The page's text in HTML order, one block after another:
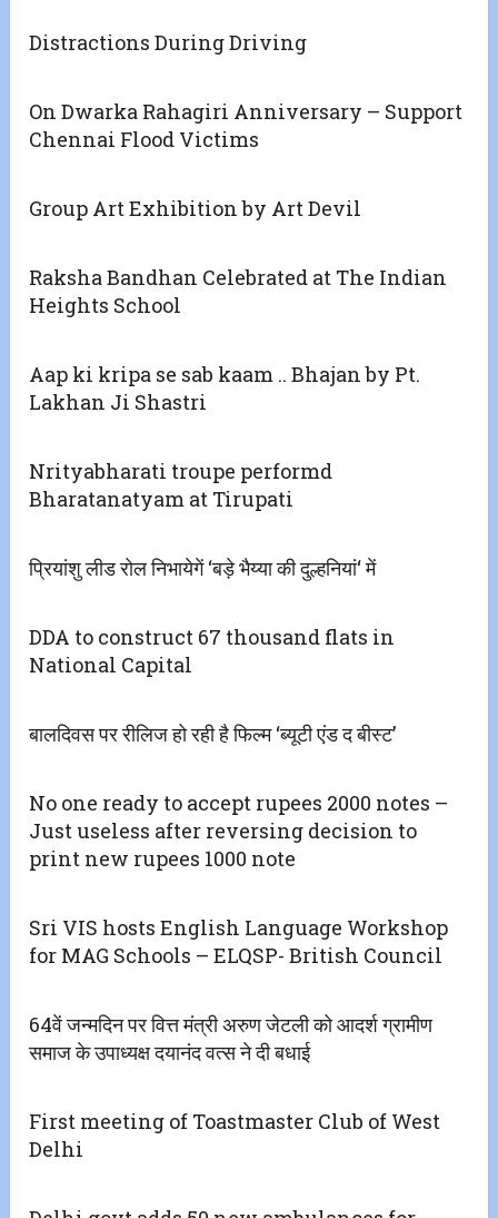
Distractions During Driving
On Dwarka Rahagiri Anniversary – Support
Chennai Flood Victims
Group Art Exhibition by Art Devil
Raksha Bandhan Celebrated at The Indian
Heights School
Aap ki kripa se sab kaam .. Bhajan by Pt.
Lakhan Ji Shastri
Nrityabharati troupe performd
Bharatanatyam at Tirupati
प्रियांशु लीड रोल निभायेगें ‘बड़े भैय्या की दुल्हनियां‘ में
DDA to construct 67 thousand flats in
National Capital
बालदिवस पर रीलिज हो रही है फिल्म ‘ब्यूटी एंड द बीस्ट’
No one ready to accept rupees 2000 notes –
Just useless after reversing decision to
print new rupees 1000 note
Sri VIS hosts English Language Workshop
for MAG Schools – ELQSP- British Council
64वें जन्मदिन पर वित्त मंत्री अरुण जेटली को आदर्श ग्रामीण
समाज के उपाध्यक्ष दयानंद वत्स ने दी बधाई
First meeting of Toastmaster Club of West
Delhi